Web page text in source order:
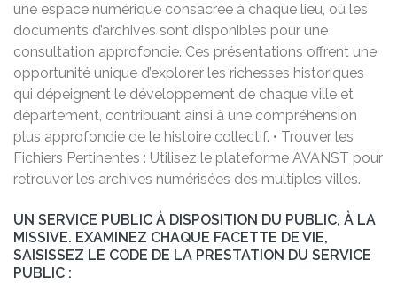
une espace numérique consacrée à chaque lieu, où les
documents d’archives sont disponibles pour une
consultation approfondie. Ces présentations offrent une
opportunité unique d’explorer les richesses historiques
qui dépeignent le développement de chaque ville et
département, contribuant ainsi à une compréhension
plus approfondie de le histoire collectif. • Trouver les
Fichiers Pertinentes : Utilisez le plateforme AVANST pour
retrouver les archives numérisées des multiples villes.
UN SERVICE PUBLIC À DISPOSITION DU PUBLIC, À LA
MISSIVE. EXAMINEZ CHAQUE FACETTE DE VIE,
SAISISSEZ LE CODE DE LA PRESTATION DU SERVICE
PUBLIC :